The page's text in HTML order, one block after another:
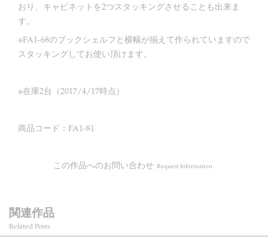
おり、キャビネットを2つスタッキングさせることも出来ま
す。
※FA1-68のブックシェルフと横幅が揃えて作られていますので
スタッキングしてお使い頂けます。
※在庫2台（2017/4/17時点）
商品コード：FA1-81
この作品へのお問い合わせ Request Information
関連作品
Related Posts